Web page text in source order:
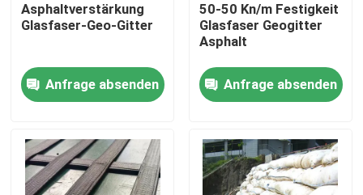
Startseite
Videos
Asphaltverstärkung
Glasfaser-Geo-Gitter
Anfrage absenden
50-50 Kn/m Festigkeit
Glasfaser Geogitter
Asphalt
Anfrage absenden